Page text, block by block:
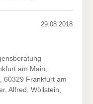
29.08.2018
am Main,
60329 Frankfurt am
Alfred, Wöllstein;